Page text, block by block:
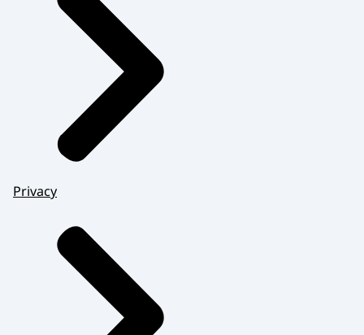
Privacy